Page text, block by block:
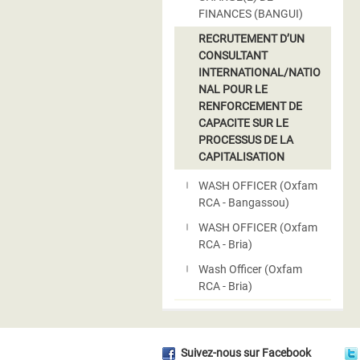
FINANCES (BANGUI)
RECRUTEMENT D’UN
CONSULTANT
INTERNATIONAL/NATIO
NAL POUR LE
RENFORCEMENT DE
CAPACITE SUR LE
PROCESSUS DE LA
CAPITALISATION
WASH OFFICER (Oxfam
RCA - Bangassou)
WASH OFFICER (Oxfam
RCA - Bria)
Wash Officer (Oxfam
RCA - Bria)
Suivez-nous sur Facebook